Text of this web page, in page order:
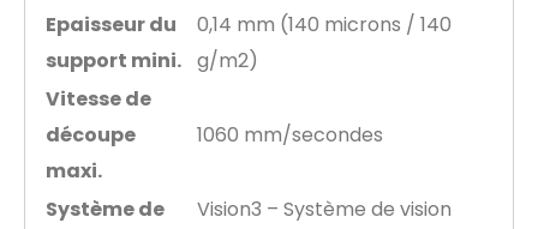
Epaisseur du
support mini.
0,14 mm (140 microns / 140
g/m2)
Vitesse de
découpe
maxi.
1060 mm/secondes
Système de
Vision3 – Système de vision